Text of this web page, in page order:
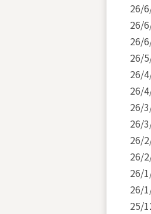
26/
26/
26/
26/
26/
26/
26/
26/
26/
26/
26/
26/
25/